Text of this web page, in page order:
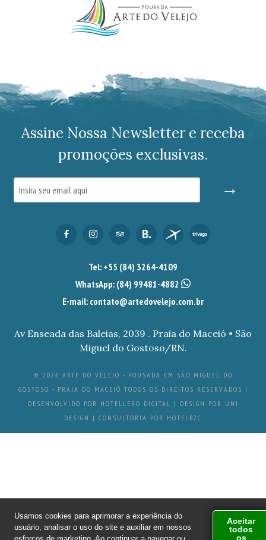
Assine Nossa Newsletter e receba
promoções exclusivas.
→
Tel: +55 (84) 3264-4109
WhatsApp: (84) 99481-4882
E-mail: contato@artedovelejo.com.br
Av Enseada das Baleias, 2039 . Praia do Maceió • São
Miguel do Gostoso/RN.
© 2026 ARTE DO VELEJO - POUSADA EM SÃO MIGUEL DO
GOSTOSO - PRAIA DO MACEIÓ TODOS OS DIREITOS RESERVADOS |
DESENVOLVIDO POR HOTELLERO DIGITAL | DESIGN POR UNI
DESIGN | CONSULTORIA POR HOTELB2C
Usamos cookies para aprimorar a experiência do
usuário, analisar o uso do site e auxiliar em nossos
Aceitar
todos
os